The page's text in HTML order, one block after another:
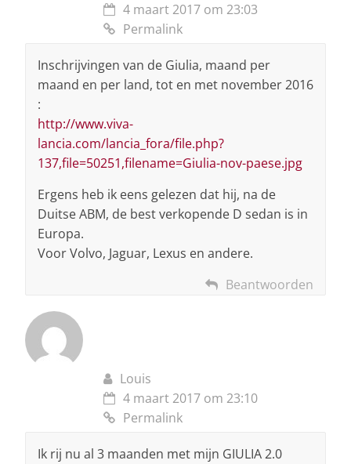
4 maart 2017 om 23:03
Permalink
Inschrijvingen van de Giulia, maand per
maand en per land, tot en met november 2016
:
http://www.viva-
lancia.com/lancia_fora/file.php?
137,file=50251,filename=Giulia-nov-paese.jpg
Ergens heb ik eens gelezen dat hij, na de
Duitse ABM, de best verkopende D sedan is in
Europa.
Voor Volvo, Jaguar, Lexus en andere.
Beantwoorden
Louis
4 maart 2017 om 23:10
Permalink
Ik rij nu al 3 maanden met mijn GIULIA 2.0